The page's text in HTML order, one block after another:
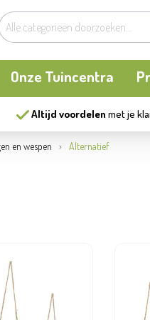
Onze Tuincentra
Altijd voordelen met je
en wespen Alternatief